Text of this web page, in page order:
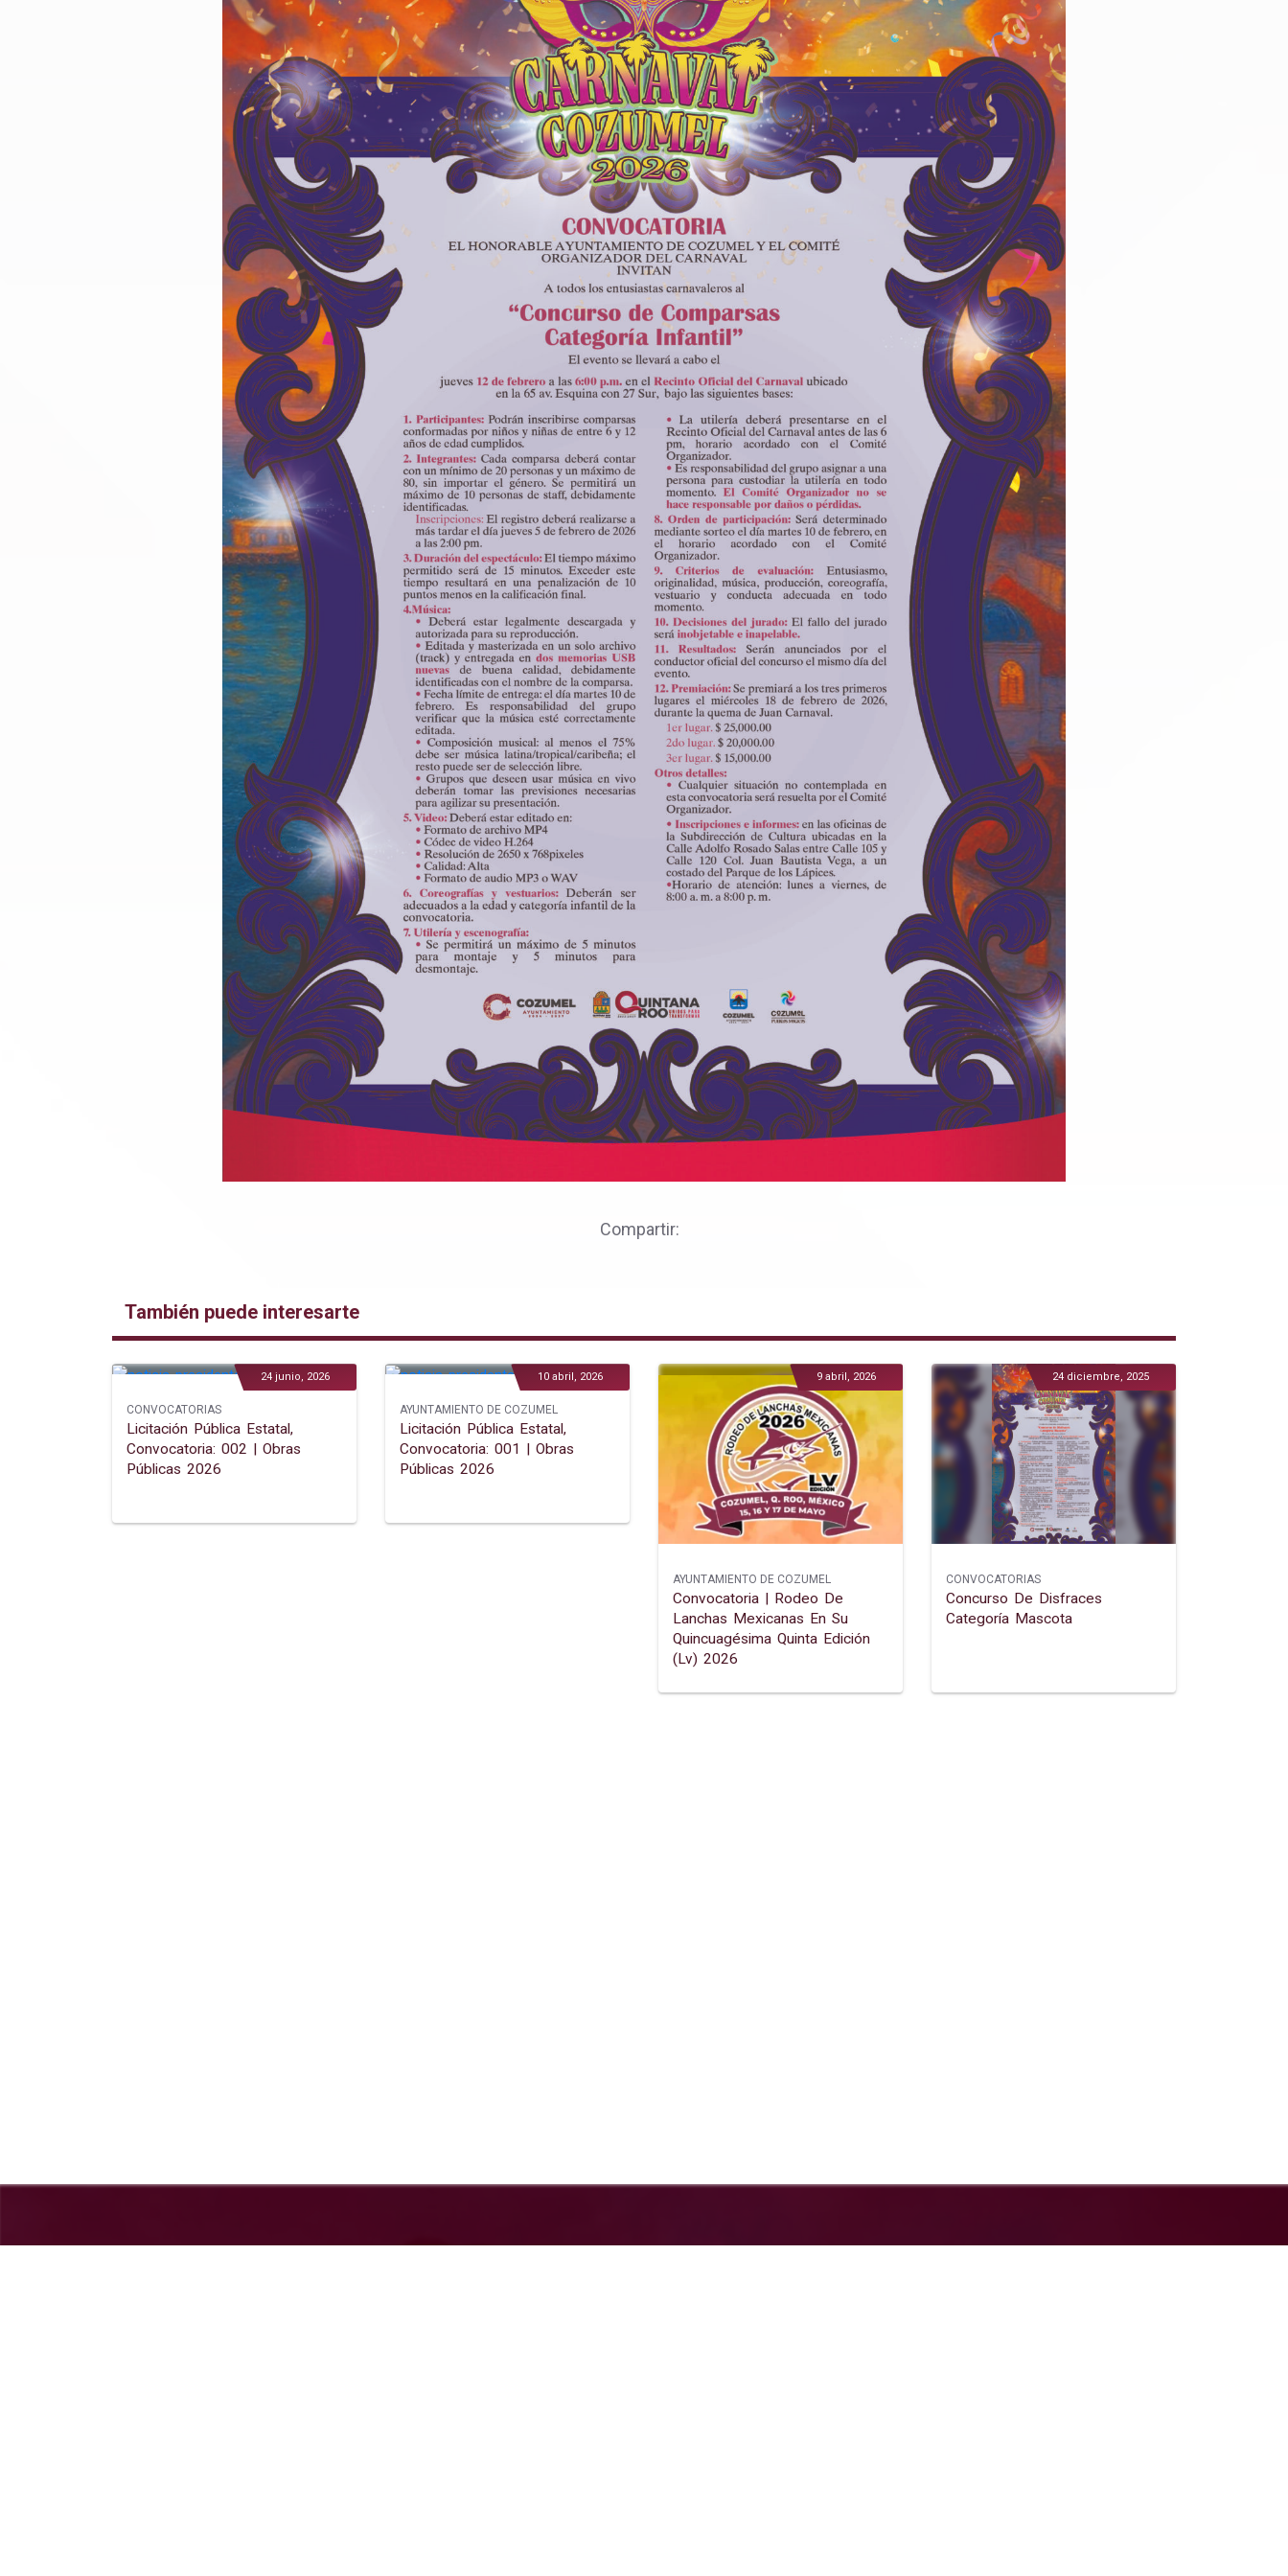
Compartir:
También puede interesarte
24 junio, 2026
CONVOCATORIAS
Licitación Pública Estatal,
Convocatoria: 002 | Obras
Públicas 2026
10 abril, 2026
AYUNTAMIENTO DE COZUMEL
Licitación Pública Estatal,
Convocatoria: 001 | Obras
Públicas 2026
9 abril, 2026
AYUNTAMIENTO DE COZUMEL
Convocatoria | Rodeo De
Lanchas Mexicanas En Su
Quincuagésima Quinta Edición
(lv) 2026
24 diciembre, 2025
CONVOCATORIAS
Concurso De Disfraces
Categoría Mascota